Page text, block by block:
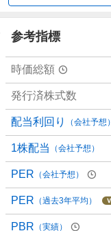
6
6
.
6
7
%
、
買
い
た
い
.
参考指標
時価総額
発行済株式数
配当利回り （会社予想）
1株配当 （会社予想）
PER （会社予想）
PER （過去3年平均）
PBR （実績）